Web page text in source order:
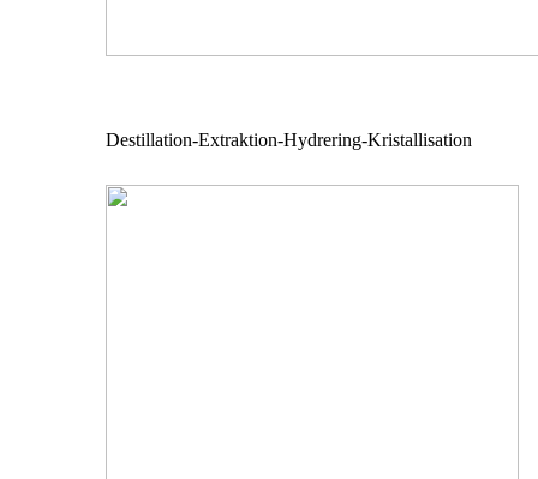
Destillation-Extraktion-Hydrering-Kristallisation